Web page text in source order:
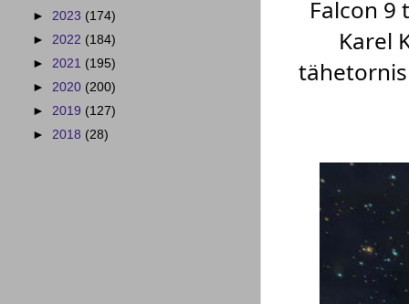
Falcon 9
Karel
► 2023 (174)
► 2022 (184)
► 2021 (195)
► 2020 (200)
► 2019 (127)
► 2018 (28)